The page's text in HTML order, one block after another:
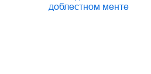
доблестном менте